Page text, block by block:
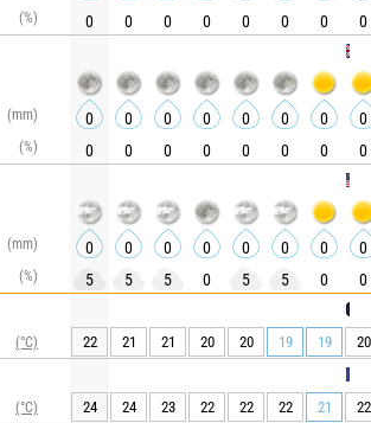
(%)
UKMO
(mm)
(%)
GFS
(mm)
(%)
(°C)
(°C)
0
0 0 0 0 0 0 0
0 0 0 0 0 0 0
0
0
0 0 0 0 0 0 0
0 0 0 0 0 0 0
0
5
5 5 0 5 5 0 0
22 21 21 20 20 19 19 20
24 24 23 22 22 22 21 22